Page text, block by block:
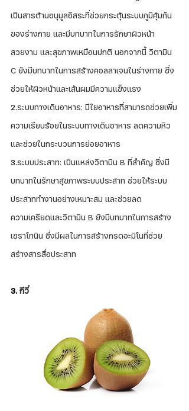
เป็นสารต้านอนุมูลอิสระที่ช่วยกระตุ้นระบบภูมิคุ้มกัน
ของร่างกาย และมีบทบาทในการรักษาผิวหน้า
สวยงาม และสุขภาพเหมือนปกติ นอกจากนี้ วิตามิน
C ยังมีบทบาทในการสร้างคอลลาเจนในร่างกาย ซึ่ง
ช่วยให้ผิวหน้าและเส้นผมมีความแข็งแรง
2.ระบบทางเดินอาหาร: มีใยอาหารที่สามารถช่วยเพิ่ม
ความเรียบร้อยในระบบทางเดินอาหาร ลดความหิว
และช่วยในกระบวนการย่อยอาหาร
3.ระบบประสาท: เป็นแหล่งวิตามิน B ที่สำคัญ ซึ่งมี
บทบาทในรักษาสุขภาพระบบประสาท ช่วยให้ระบบ
ประสาททำงานอย่างเหมาะสม และช่วยลด
ความเครียดและวิตามิน B ยังมีบทบาทในการสร้าง
เซราโทนิน ซึ่งมีผลในการสร้างกรดอะมิโนที่ช่วย
สร้างสารสื่อประสาท
3. กีวี่